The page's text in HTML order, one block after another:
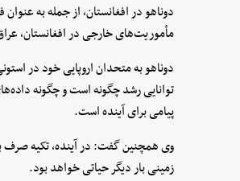
مأموریت‌های خارجی در افغانستان،
دوناهو به متحدان اروپایی خود در
توانایی رشد چگونه است و چگونه
پیامی برای آینده است.
وی همچنین گفت: در آینده، تکیه صرف
زمینی بار دیگر حیاتی خواهد بود.